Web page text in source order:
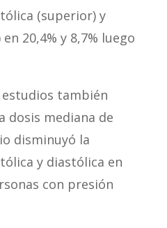
(superior) y
20,4% y 8,7% luego
estudios también
dosis mediana de
disminuyó la
y diastólica en
con presión